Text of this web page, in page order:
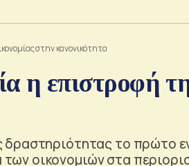
στην κανονικότητα
η επιστροφή
δραστηριότητας το πρώτο
οικονομιών στα